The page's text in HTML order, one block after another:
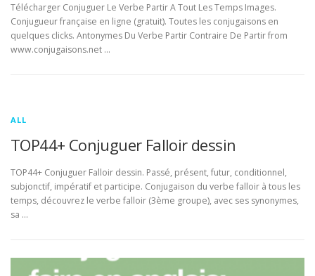
Télécharger Conjuguer Le Verbe Partir A Tout Les Temps Images.
Conjugueur française en ligne (gratuit). Toutes les conjugaisons en
quelques clicks. Antonymes Du Verbe Partir Contraire De Partir from
www.conjugaisons.net …
ALL
TOP44+ Conjuguer Falloir dessin
TOP44+ Conjuguer Falloir dessin. Passé, présent, futur, conditionnel,
subjonctif, impératif et participe. Conjugaison du verbe falloir à tous les
temps, découvrez le verbe falloir (3ème groupe), avec ses synonymes,
sa …